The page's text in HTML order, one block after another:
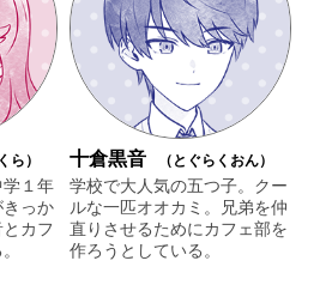
ら）
１年
っか
カフ
十倉黒音 （とぐらくおん）
学校で大人気の五つ子。クー
ルな一匹オオカミ。兄弟を仲
直りさせるためにカフェ部を
作ろうとしている。